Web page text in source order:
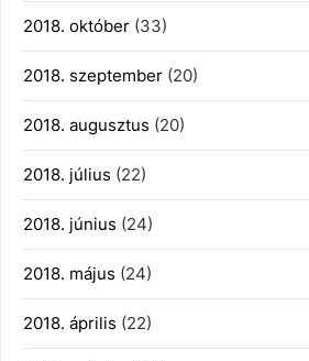
2018. október (33)
2018. szeptember (20)
2018. augusztus (20)
2018. július (22)
2018. június (24)
2018. május (24)
2018. április (22)